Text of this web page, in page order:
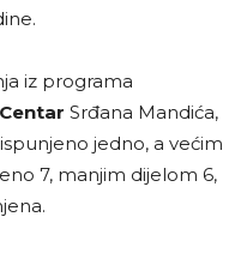
iz programa
Srđana Mandića,
jedno, a većim
7, manjim dijelom 6,